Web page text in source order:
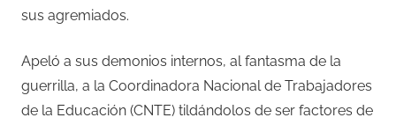
sus agremiados.
Apeló a sus demonios internos, al fantasma de la
guerrilla, a la Coordinadora Nacional de Trabajadores
de la Educación (CNTE) tildándolos de ser factores de